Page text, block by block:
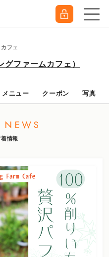
フェ
ファームカフェ）
メニュー クーポン 写真
情報